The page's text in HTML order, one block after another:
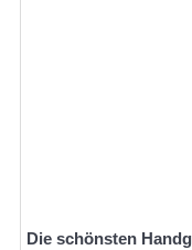
Die schönsten